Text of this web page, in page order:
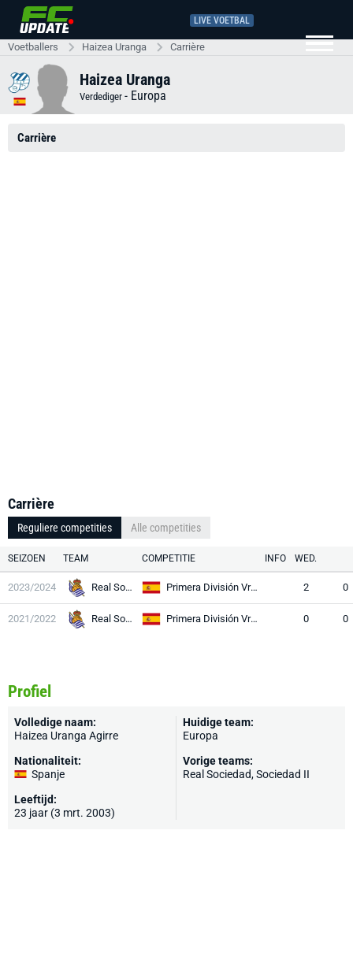
LIVE VOETBAL
Voetballers Haizea Uranga Carrière
Haizea Uranga
Verdediger - Europa
Carrière
Carrière
Reguliere competities Alle competities
SEIZOEN TEAM COMPETITIE INFO WED.
2023/2024 Real Sociedad Primera División Vrouwen 2 0
2021/2022 Real Sociedad Primera División Vrouwen 0 0
Profiel
Volledige naam:
Haizea Uranga Agirre
Nationaliteit:
Spanje
Leeftijd:
23 jaar (3 mrt. 2003)
Huidige team:
Europa
Vorige teams:
Real Sociedad, Sociedad II